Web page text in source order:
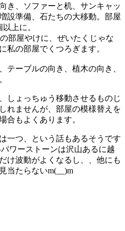
き、ソファーと机、サンキャッ
設準備、石たちの大移動。部屋
上に。
部屋やけに、ぜいたくじゃな
私の部屋でくつろぎます。
テーブルの向き、植木の向き、
しょっちゅう移動させるものじ
れませんが、部屋の模様替えを
合もよくあります。
一つ、という話もあるそうです
ワーストーンは沢山あるに越
け波動がよくなるし、、他にも
当たらないm(__)m